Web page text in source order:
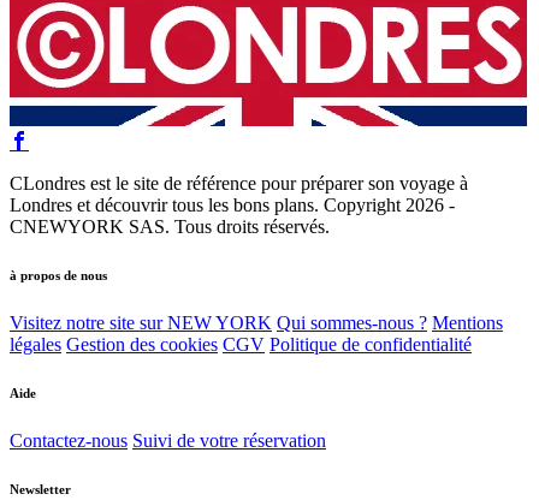
CLondres est le site de référence pour préparer son voyage à
Londres et découvrir tous les bons plans. Copyright 2026 -
CNEWYORK SAS. Tous droits réservés.
à propos de nous
Visitez notre site sur NEW YORK Qui sommes-nous ? Mentions
légales Gestion des cookies CGV Politique de confidentialité
Aide
Contactez-nous Suivi de votre réservation
Newsletter